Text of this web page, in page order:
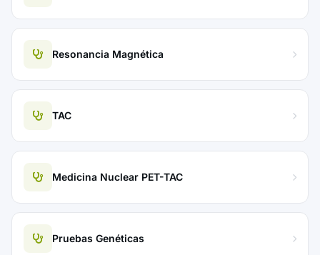
Resonancia Magnética
TAC
Medicina Nuclear PET-TAC
Pruebas Genéticas